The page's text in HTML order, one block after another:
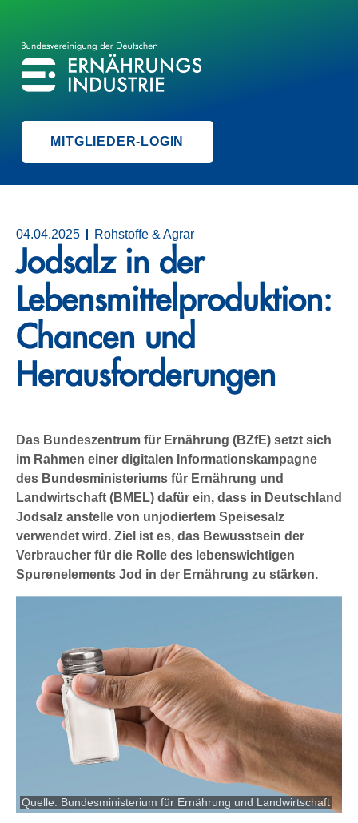
BVE
BUNDESVEREINIGUNG DER ERNÄHRUNGSINDUSTRIE
MITGLIEDER-LOGIN
04.04.2025 Rohstoffe & Agrar
Jodsalz in der
Lebensmittelproduktion:
Chancen und
Herausforderungen
Das Bundeszentrum für Ernährung (BZfE) setzt sich
im Rahmen einer digitalen Informationskampagne
des Bundesministeriums für Ernährung und
Landwirtschaft (BMEL) dafür ein, dass in Deutschland
Jodsalz anstelle von unjodiertem Speisesalz
verwendet wird. Ziel ist es, das Bewusstsein der
Verbraucher für die Rolle des lebenswichtigen
Spurenelements Jod in der Ernährung zu stärken.
Quelle: Bundesministerium für Ernährung und Landwirtschaft